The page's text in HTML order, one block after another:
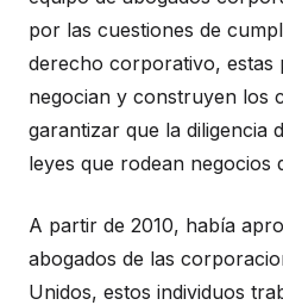
por las cuestiones de
derecho corporativo, estas
negocian y construyen los
garantizar que la diligencia
leyes que rodean negocios
A partir de 2010, había
abogados de las
Unidos, estos individuos